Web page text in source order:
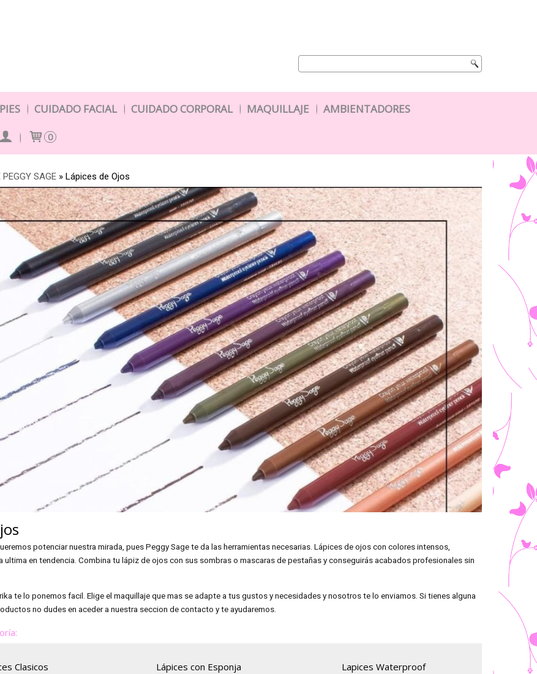
CUIDADO FACIAL CUIDADO CORPORAL MAQUILLAJE AMBIENTADORES
0
SAGE » Lápices de Ojos
potenciar nuestra mirada, pues Peggy Sage te da las herramientas necesarias. Lápices de ojos con colores intensos,
ultima en tendencia. Combina tu lápiz de ojos con sus sombras o mascaras de pestañas y conseguirás acabados profesionales sin
te lo ponemos facil. Elige el maquillaje que mas se adapte a tus gustos y necesidades y nosotros te lo enviamos. Si tienes alguna
no dudes en aceder a nuestra seccion de contacto y te ayudaremos.
Clasicos Lápices con Esponja Lapices Waterproof